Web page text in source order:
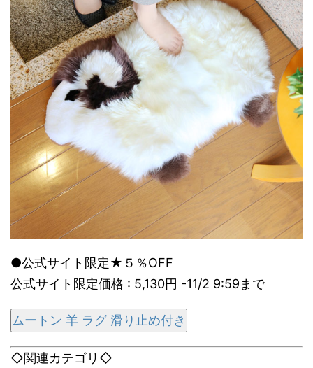
●公式サイト限定★５％OFF
公式サイト限定価格 : 5,130円 -11/2 9:59まで
ムートン 羊 ラグ 滑り止め付き
◇関連カテゴリ◇